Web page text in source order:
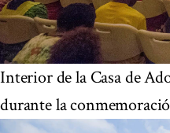
Interior de la Casa de
durante la